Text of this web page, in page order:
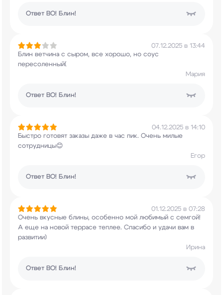
Ответ ВО! Блин!
07.12.2025 в 13:44
Блин ветчина с сыром, все хорошо, но соус
пересоленный(
Мария
Ответ ВО! Блин!
04.12.2025 в 14:10
Быстро готовят заказы даже в час пик. Очень милые
сотрудницы😊
Егор
Ответ ВО! Блин!
01.12.2025 в 07:28
Очень вкусные блины, особенно мой любимый с семгой!
А еще на новой террасе теплее. Спасибо и удачи вам в
развитии)
Ирина
Ответ ВО! Блин!